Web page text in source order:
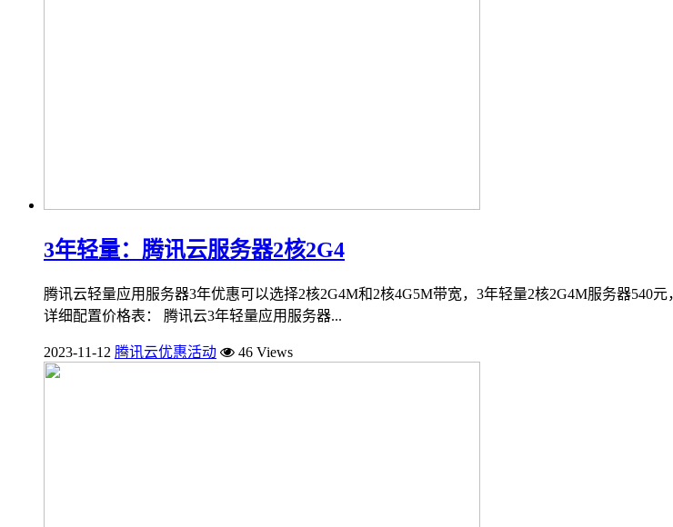
3年轻量：腾讯云服务器2核2G4
腾讯云轻量应用服务器3年优惠可以选择2核2G4M和2核4G5M带宽，3年轻量2核2G4M服务器540
详细配置价格表： 腾讯云3年轻量应用服务器...
2023-11-12 腾讯云优惠活动 46 Views